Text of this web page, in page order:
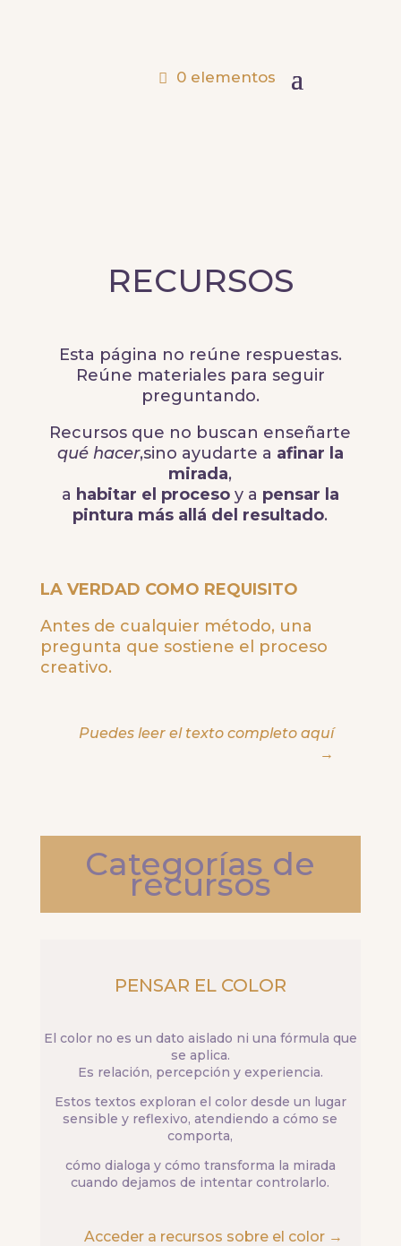
0 elementos
RECURSOS
Esta página no reúne respuestas.
Reúne materiales para seguir
preguntando.
Recursos que no buscan enseñarte
qué hacer,sino ayudarte a afinar la
mirada,
a habitar el proceso y a pensar la
pintura más allá del resultado.
LA VERDAD COMO REQUISITO
Antes de cualquier método, una
pregunta que sostiene el proceso
creativo.
Puedes leer el texto completo aquí
→
Categorías de
recursos
PENSAR EL COLOR
El color no es un dato aislado ni una fórmula que
se aplica.
Es relación, percepción y experiencia.
Estos textos exploran el color desde un lugar
sensible y reflexivo, atendiendo a cómo se
comporta,
cómo dialoga y cómo transforma la mirada
cuando dejamos de intentar controlarlo.
Acceder a recursos sobre el color →